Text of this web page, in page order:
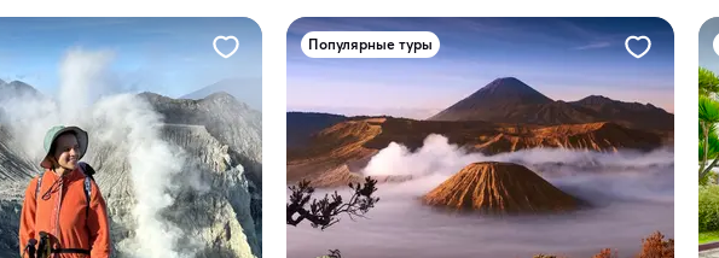
Популярные туры